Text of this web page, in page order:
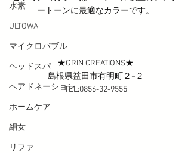
水素
ULTOWA
マイクロバブル
ヘッドスパ
ヘアドネーション
ホームケア
絹女
リファ
ートーンに最適なカラーです。
★GRIN CREATIONS★
島根県益田市有明町２−２
TEL:0856-32-9555